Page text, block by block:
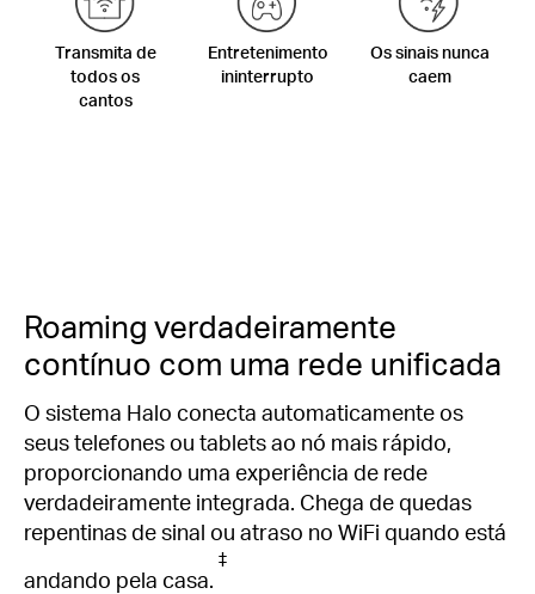
Transmita de
todos os
cantos
Entretenimento
ininterrupto
Os sinais nunca
caem
Roaming verdadeiramente
contínuo com uma rede unificada
O sistema Halo conecta automaticamente os
seus telefones ou tablets ao nó mais rápido,
proporcionando uma experiência de rede
verdadeiramente integrada. Chega de quedas
repentinas de sinal ou atraso no WiFi quando está
andando pela casa.
‡